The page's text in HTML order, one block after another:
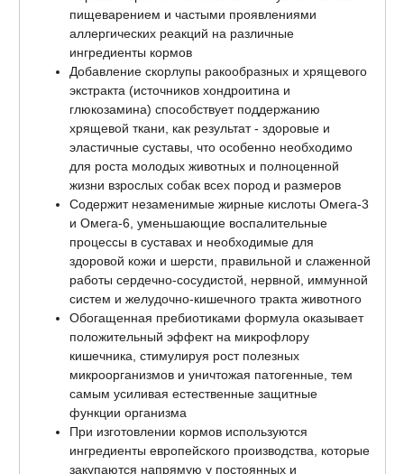
пищеварением и частыми проявлениями
аллергических реакций на различные
ингредиенты кормов
Добавление скорлупы ракообразных и хрящевого
экстракта (источников хондроитина и
глюкозамина) способствует поддержанию
хрящевой ткани, как результат - здоровые и
эластичные суставы, что особенно необходимо
для роста молодых животных и полноценной
жизни взрослых собак всех пород и размеров
Содержит незаменимые жирные кислоты Омега-3
и Омега-6, уменьшающие воспалительные
процессы в суставах и необходимые для
здоровой кожи и шерсти, правильной и слаженной
работы сердечно-сосудистой, нервной, иммунной
систем и желудочно-кишечного тракта животного
Обогащенная пребиотиками формула оказывает
положительный эффект на микрофлору
кишечника, стимулируя рост полезных
микроорганизмов и уничтожая патогенные, тем
самым усиливая естественные защитные
функции организма
При изготовлении кормов используются
ингредиенты европейского производства, которые
закупаются напрямую у постоянных и